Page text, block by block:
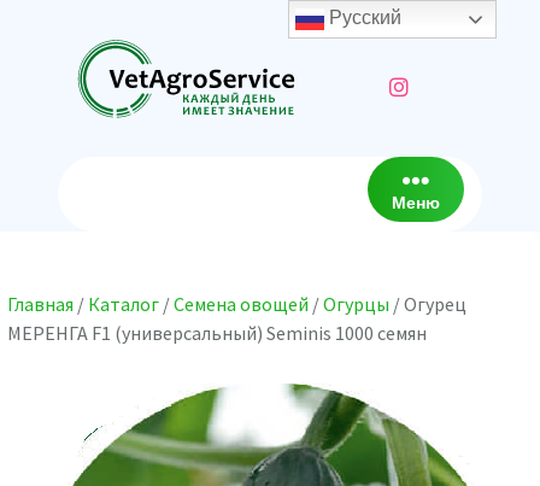
содержимому
Меню
Главная / Каталог /Семена овощей /Огурцы / Огурец
МЕРЕНГА F1 (универсальный) Seminis 1000 семян
Русский